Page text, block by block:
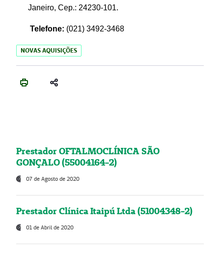
Janeiro, Cep.: 24230-101.
Telefone: (021) 3492-3468
NOVAS AQUISIÇÕES
Prestador OFTALMOCLÍNICA SÃO
GONÇALO (55004164-2)
07 de Agosto de 2020
Prestador Clínica Itaipú Ltda (51004348-2)
01 de Abril de 2020